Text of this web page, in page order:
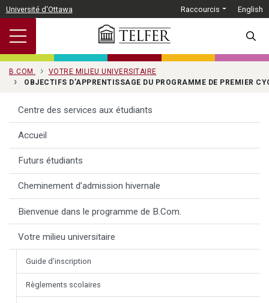
Passer au contenu principal
Université d'Ottawa Raccourcis English
B.COM.
VOTRE MILIEU UNIVERSITAIRE
OBJECTIFS D’APPRENTISSAGE DU PROGRAMME DE PREMIER
Centre des services aux étudiants
Accueil
Futurs étudiants
Cheminement d’admission hivernale
Bienvenue dans le programme de B.Com.
Votre milieu universitaire
Guide d’inscription
Règlements scolaires